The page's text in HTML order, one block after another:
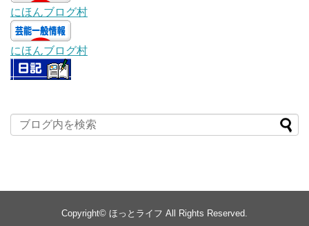
にほんブログ村
にほんブログ村
Copyright© ほっとライフ All Rights Reserved.